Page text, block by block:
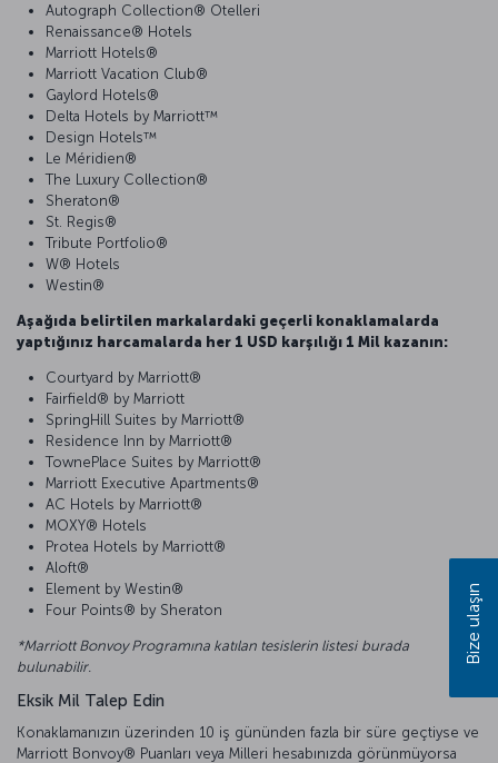
Autograph Collection® Otelleri
Renaissance® Hotels
Marriott Hotels®
Marriott Vacation Club®
Gaylord Hotels®
Delta Hotels by Marriott™
Design Hotels™
Le Méridien®
The Luxury Collection®
Sheraton®
St. Regis®
Tribute Portfolio®
W® Hotels
Westin®
Aşağıda belirtilen markalardaki geçerli konaklamalarda
yaptığınız harcamalarda her 1 USD karşılığı 1 Mil kazanın:
Courtyard by Marriott®
Fairfield® by Marriott
SpringHill Suites by Marriott®
Residence Inn by Marriott®
TownePlace Suites by Marriott®
Marriott Executive Apartments®
AC Hotels by Marriott®
MOXY® Hotels
Protea Hotels by Marriott®
Aloft®
Element by Westin®
Four Points® by Sheraton
*Marriott Bonvoy Programına katılan tesislerin listesi burada
bulunabilir.
Eksik Mil Talep Edin
Konaklamanızın üzerinden 10 iş gününden fazla bir süre geçtiyse ve
Marriott Bonvoy® Puanları veya Milleri hesabınızda görünmüyorsa
Bize ulaşın